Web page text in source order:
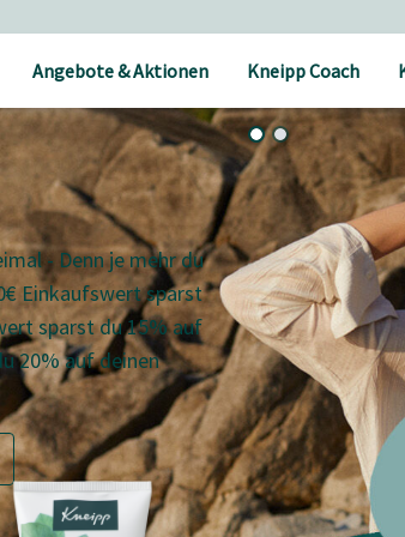
Angebote & Aktionen Kneipp Coach
- Denn je mehr du
Einkaufswert sparst
sparst du 15% auf
20% auf deinen